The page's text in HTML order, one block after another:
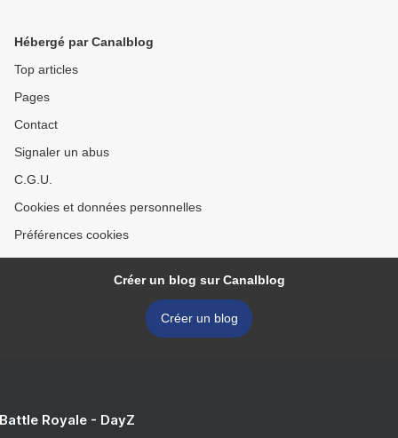
Hébergé par Canalblog
Top articles
Pages
Contact
Signaler un abus
C.G.U.
Cookies et données personnelles
Préférences cookies
Créer un blog sur Canalblog
Créer un blog
Royale - DayZ